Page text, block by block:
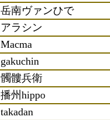
岳南ヴァンひで
アラシン
Macma
gakuchin
髑髏兵衛
播州hippo
takadan